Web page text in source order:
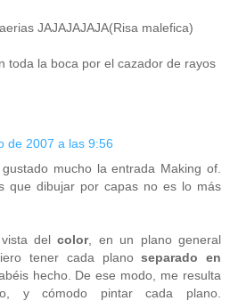
JAJAJAJAJA(Risa malefica)
toda la boca por el cazador de rayos
de 2007 a las 9:56
mucho la entrada Making of.
que dibujar por capas no es lo más
vista delcolor, en un plano general
tener cada planoseparado en
hecho. De ese modo, me resulta
y cómodo pintar cada plano.